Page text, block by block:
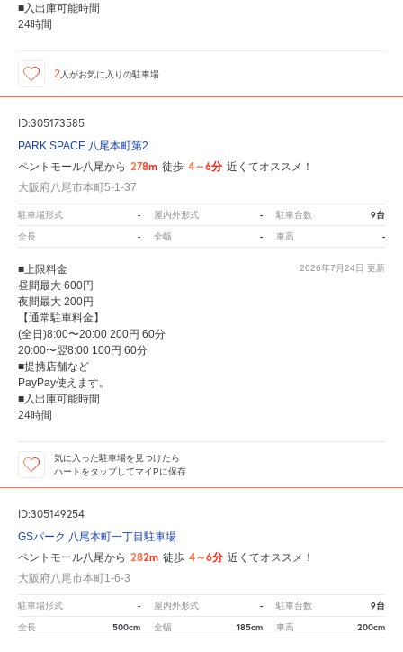
■入出庫可能時間
24時間
2 人がお気に入りの駐車場
ID:305173585
PARK SPACE 八尾本町第2
ペントモール八尾から 278m 徒歩 4～6分 近くてオススメ！
大阪府八尾市本町5-1-37
駐車場形式 - 屋内外形式 - 駐車台数 9台
全長 - 全幅 - 車高 -
2026年7月24日 更新
■上限料金
昼間最大 600円
夜間最大 200円
【通常駐車料金】
(全日)8:00〜20:00 200円 60分
20:00〜翌8:00 100円 60分
■提携店舗など
PayPay使えます。
■入出庫可能時間
24時間
気に入った駐車場を見つけたら
ハートをタップしてマイPに保存
ID:305149254
GSパーク 八尾本町一丁目駐車場
ペントモール八尾から 282m 徒歩 4～6分 近くてオススメ！
大阪府八尾市本町1-6-3
駐車場形式 - 屋内外形式 - 駐車台数 9台
全長 500cm 全幅 185cm 車高 200cm